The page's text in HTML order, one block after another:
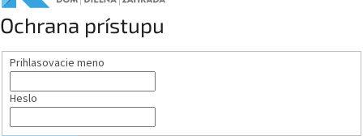
Ochrana prístupu
Prihlasovacie meno
Heslo